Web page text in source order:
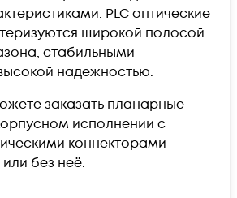
PLC оптические
широкой полосой
стабильными
надежностью.
заказать планарные
исполнении с
коннекторами
или без неё.